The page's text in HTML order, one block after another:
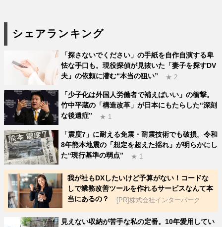
シェアランキング
「探さないでください」の手紙を自作自演する卑
怯な手口も。現役探偵が見抜いた「妻子を探すDV
夫」の依頼に潜む“本当の狙い”
★ 2
「少子化は外国人労働者で補えばいい」の衝撃。
竹中平蔵の「構造改革」が日本にもたらした“深刻
な後遺症”
★ 1
「震度7」に耐える免震・耐震技術でも破損。令和
8年熊本地震の「想定を超えた揺れ」が明らかにし
た“現行基準の弱点”
★ 1
我が社もDXしたいけど予算がない！コードな
しで業務改善ツールを作れるサービスなんて本
当にあるの？
[PR]株式会社インターパーク
見えない収納が苦手な私の定番。10年愛用してい